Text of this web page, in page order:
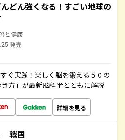
どん強くなる！すごい地球の
と健康
発売
ぐ実践！楽しく脳を鍛える５０の
方」が最新脳科学とともに解説
詳細を見る
戦国